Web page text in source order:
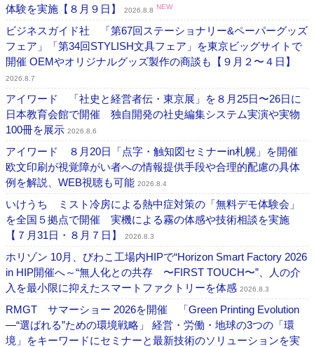
体験を実施【８月９日】
2026.8.8 NEW
ビジネスガイド社 「第67回ステーショナリー&ペーパーグッズ
フェア」「第34回STYLISH文具フェア」を東京ビッグサイトで
開催 OEMやオリジナルグッズ製作の商談も【９月２〜４日】
2026.8.7
アイワード 「社史と経営者伝・東京展」を８月25日〜26日に
日本教育会館で開催 独自開発の社史編集システム実演や実物
100冊を展示 2026.8.6
アイワード ８月20日「点字・触知図セミナーin札幌」を開催
欧文印刷が視覚障がい者への情報提供手段や合理的配慮の具体
例を解説、WEB視聴も可能 2026.8.4
いけうち ミスト冷房による熱中症対策の「無料デモ体験会」
を全国５拠点で開催 実機による霧の体感や技術相談を実施
【７月31日・８月７日】
2026.8.3
ホリゾン 10月、びわこ工場内HIPで“Horizon Smart Factory 2026
in HIP開催へ～“無人化との共存 〜FIRST TOUCH〜”、人の介
入を最小限に抑えたスマートファクトリーを体感 2026.8.3
RMGT サマーショー 2026を開催 「Green Printing Evolution
―“選ばれる”ための環境戦略」 経営・労働・地球の3つの「環
境」をキーワードにセミナーと最新技術のソリューションを実